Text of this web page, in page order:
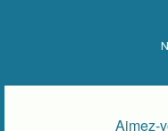
Aimez-